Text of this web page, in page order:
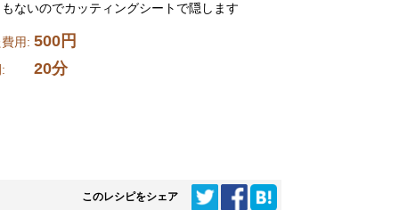
ないのでカッティングシートで隠します
用: 500円
間: 20分
このレシピをシェア